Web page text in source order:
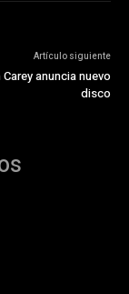
Artículo siguiente
anuncia nuevo
disco